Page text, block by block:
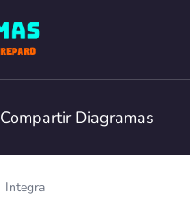
Compartir Diagramas
Integra